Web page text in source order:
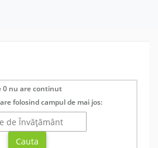
0 nu are continut
folosind campul de mai jos: